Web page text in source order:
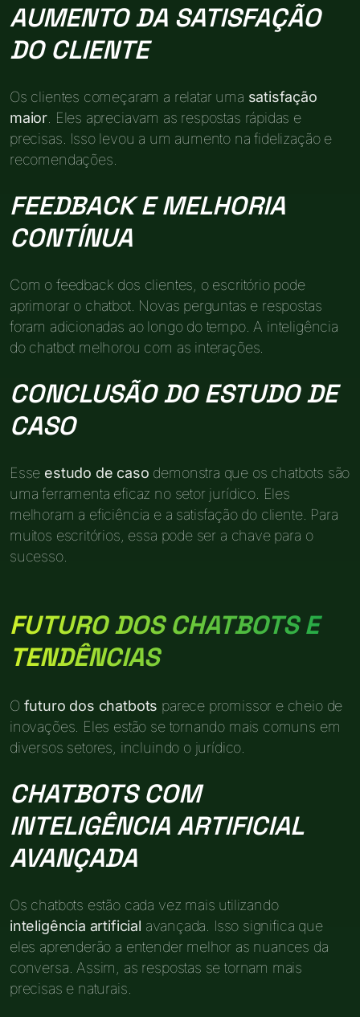
AUMENTO DA SATISFAÇÃO
DO CLIENTE
Os clientes começaram a relatar uma satisfação
maior . Eles apreciavam as respostas rápidas e
precisas. Isso levou a um aumento na fidelização e
recomendações.
FEEDBACK E MELHORIA
CONTÍNUA
Com o feedback dos clientes, o escritório pode
aprimorar o chatbot. Novas perguntas e respostas
foram adicionadas ao longo do tempo. A inteligência
do chatbot melhorou com as interações.
CONCLUSÃO DO ESTUDO DE
CASO
Esse estudo de caso demonstra que os chatbots são
uma ferramenta eficaz no setor jurídico. Eles
melhoram a eficiência e a satisfação do cliente. Para
muitos escritórios, essa pode ser a chave para o
sucesso.
FUTURO DOS CHATBOTS E
TENDÊNCIAS
O futuro dos chatbots parece promissor e cheio de
inovações. Eles estão se tornando mais comuns em
diversos setores, incluindo o jurídico.
CHATBOTS COM
INTELIGÊNCIA ARTIFICIAL
AVANÇADA
Os chatbots estão cada vez mais utilizando
inteligência artificial avançada. Isso significa que
eles aprenderão a entender melhor as nuances da
conversa. Assim, as respostas se tornam mais
precisas e naturais.